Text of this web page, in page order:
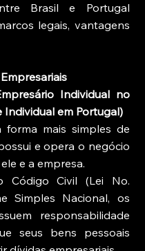
Brasil e Portugal
legais, vantagens
Individual no
Individual em Portugal)
forma mais simples de
e opera o negócio
e a empresa.
Código Civil (Lei No.
Simples Nacional, os
responsabilidade
seus bens pessoais